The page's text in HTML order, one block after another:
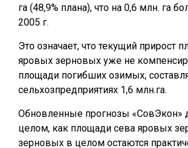
га (48,9% плана), что на 0,6 млн. га
2005 г.
Это означает, что текущий прирост
яровых зерновых уже не
площади погибших озимых,
сельхозпредприятиях 1,6 млн.га.
Обновленные прогнозы «СовЭкон»
целом, как площади сева яровых
зерновых в целом остаются